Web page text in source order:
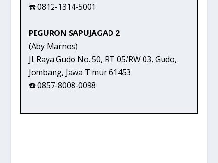
☎️ 0812-1314-5001
PEGURON SAPUJAGAD 2
(Aby Marnos)
Jl. Raya Gudo No. 50, RT 05/RW 03, Gudo,
Jombang, Jawa Timur 61453
☎️ 0857-8008-0098